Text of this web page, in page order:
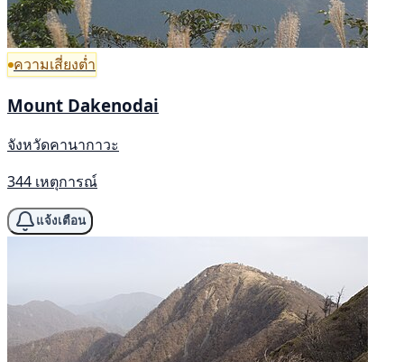
ความเสี่ยงต่ำ
Mount Dakenodai
จังหวัดคานากาวะ
344 เหตุการณ์
แจ้งเตือน